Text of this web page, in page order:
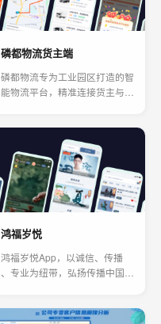
磷都物流货主端
磷都物流专为工业园区打造的智
能物流平台，精准连接货主与司
鸿福岁悦
鸿福岁悦App，以诚信、传播
、专业为纽带，弘扬传播中国传
信赖的健康、娱乐专业内容 ，